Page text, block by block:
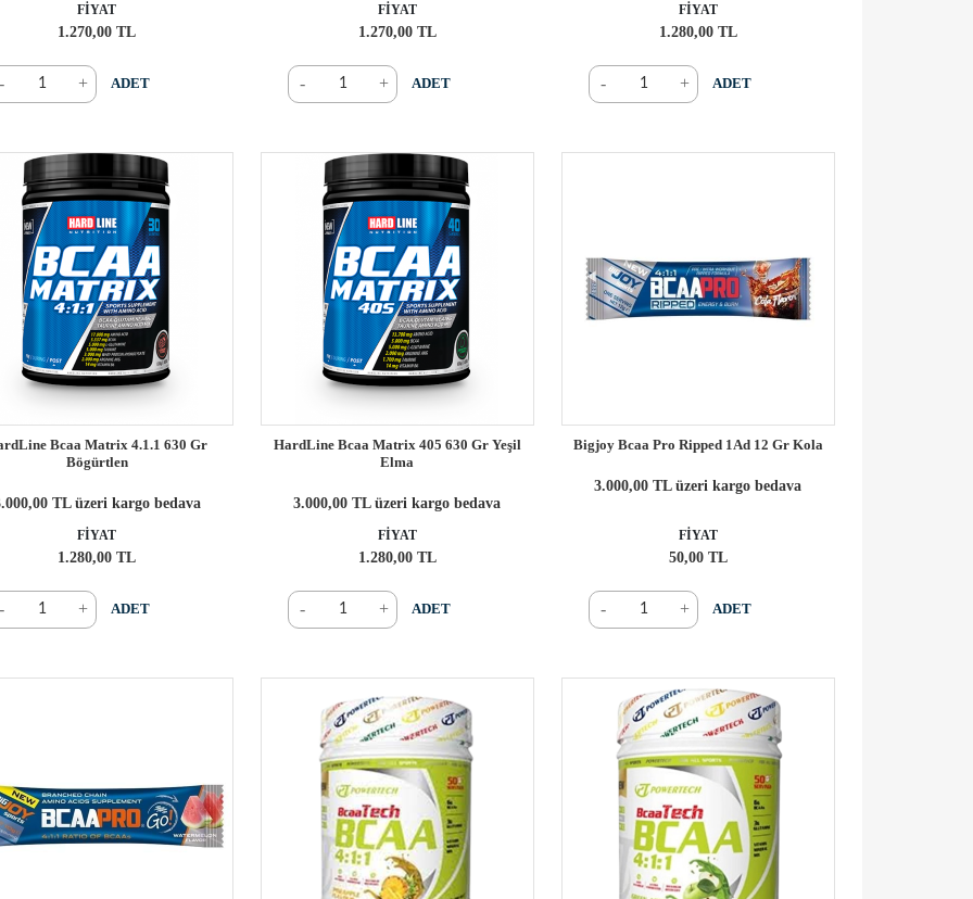
FİYAT
1.270,00 TL
- + ADET
FİYAT
1.270,00 TL
- + ADET
FİYAT
1.280,00 TL
- + ADET
Bcaa Matrix 4.1.1 630 Gr
Bögürtlen
TL üzeri kargo bedava
FİYAT
1.280,00 TL
- + ADET
HardLine Bcaa Matrix 405 630 Gr Yeşil
Elma
3.000,00 TL üzeri kargo bedava
FİYAT
1.280,00 TL
- + ADET
Bigjoy Bcaa Pro Ripped 1Ad 12 Gr Kola
3.000,00 TL üzeri kargo bedava
FİYAT
50,00 TL
- + ADET